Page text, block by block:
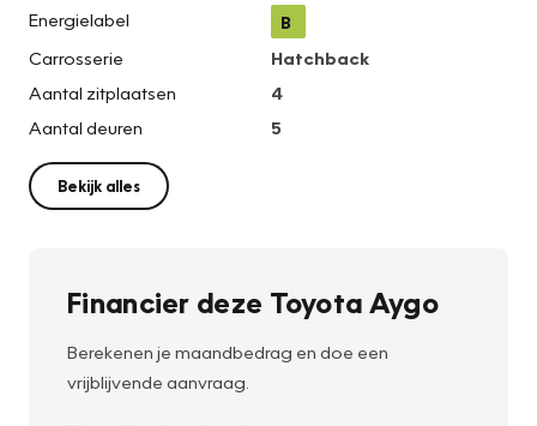
Energielabel
B
Carrosserie
Hatchback
Aantal zitplaatsen
4
Aantal deuren
5
Bekijk alles
Financier deze Toyota Aygo
Berekenen je maandbedrag en doe een
vrijblijvende aanvraag.